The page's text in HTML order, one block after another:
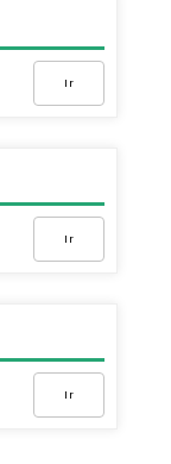
Ir
Ir
Ir